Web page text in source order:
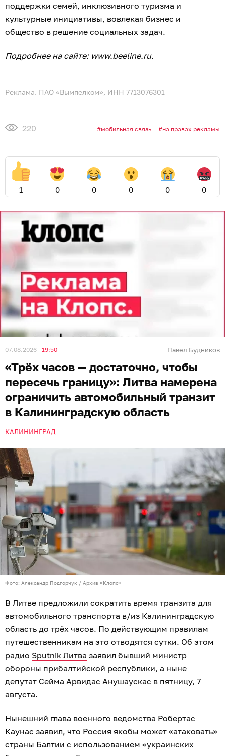
поддержки семей, инклюзивного туризма и
культурные инициативы, вовлекая бизнес и
общество в решение социальных задач.
Подробнее на сайте: www.beeline.ru.
Реклама. ПАО «Вымпелком», ИНН 7713076301
220 мобильная связь на правах рекламы
1 0 0 0 0 0
07.08.2026 19:50 Павел Будников
«Трёх часов — достаточно, чтобы
пересечь границу»: Литва намерена
ограничить автомобильный транзит
в Калининградскую область
КАЛИНИНГРАД
Фото: Александр Подгорчук / Архив «Клопс»
В Литве предложили сократить время транзита для
автомобильного транспорта в/из Калининградскую
область до трёх часов. По действующим правилам
путешественникам на это отводятся сутки. Об этом
радио Sputnik Литва заявил бывший министр
обороны прибалтийской республики, а ныне
депутат Сейма Арвидас Анушаускас в пятницу, 7
августа.
Нынешний глава военного ведомства Робертас
Каунас заявил, что Россия якобы может «атаковать»
страны Балтии с использованием «украинских